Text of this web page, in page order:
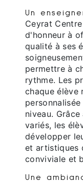
Un
Ceyrat
d'honneur à
qualité à ses
permettre à
rythme. Les
chaque élève
niveau.
variés, les
développer
et artistiques
conviviale et
Une